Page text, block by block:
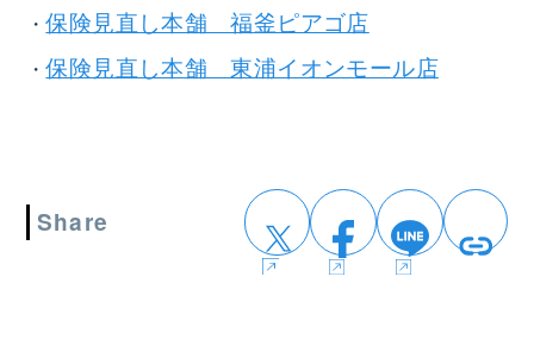
・保険見直し本舗 福釜ピアゴ店
・保険見直し本舗 東浦イオンモール店
Share